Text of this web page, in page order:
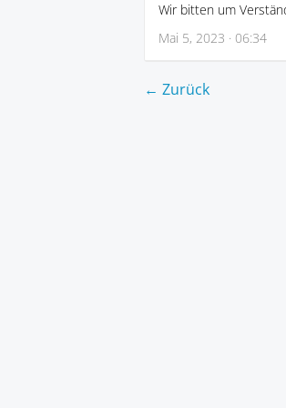
Wir bitten um
Mai 5, 2023 · 06:34
← Zurück